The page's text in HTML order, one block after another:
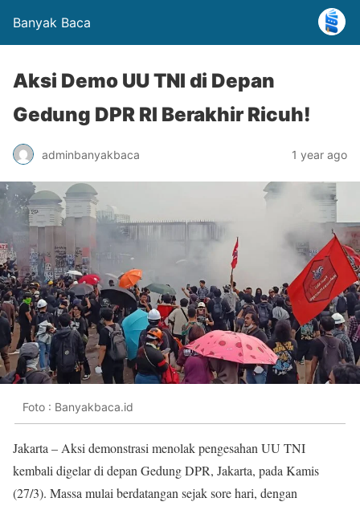
Banyak Baca
Aksi Demo UU TNI di Depan
Gedung DPR RI Berakhir Ricuh!
adminbanyakbaca 1 year ago
Foto : Banyakbaca.id
Jakarta – Aksi demonstrasi menolak pengesahan UU TNI
kembali digelar di depan Gedung DPR, Jakarta, pada Kamis
(27/3). Massa mulai berdatangan sejak sore hari, dengan